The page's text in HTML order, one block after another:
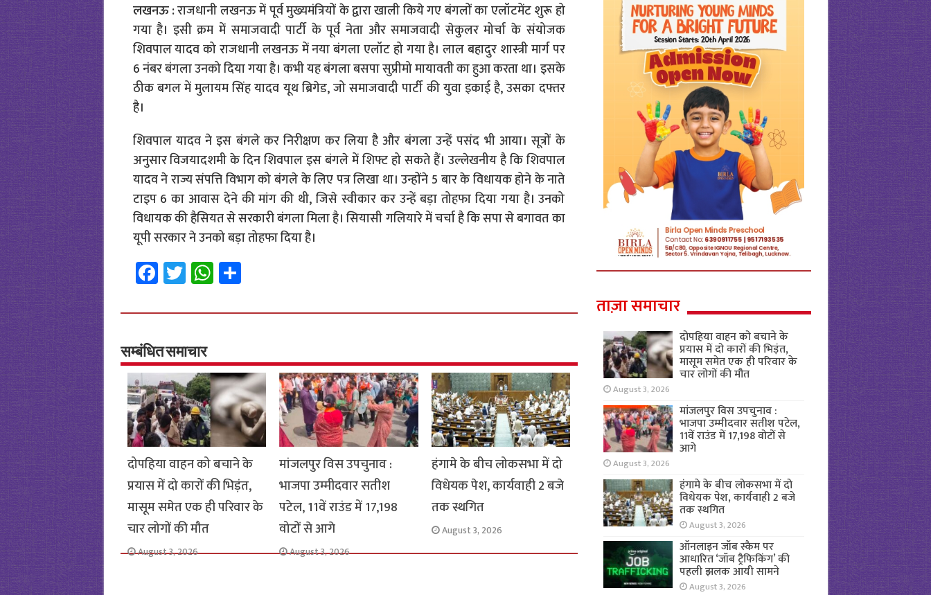
लखनऊ :राजधानी लखनऊ में पूर्व मुख्यमंत्रियों के द्वारा खाली किये गए बंगलों का एलॉटमेंट शुरू हो
गया है। इसी क्रम में समाजवादी पार्टी के पूर्व नेता और समाजवादी सेकुलर मोर्चा के संयोजक
शिवपाल यादव को राजधानी लखनऊ में नया बंगला एलॉट हो गया है। लाल बहादुर शास्त्री मार्ग पर
6 नंबर बंगला उनको दिया गया है। कभी यह बंगला बसपा सुप्रीमो मायावती का हुआ करता था। इसके
ठीक बगल में मुलायम सिंह यादव यूथ ब्रिगेड, जो समाजवादी पार्टी की युवा इकाई है, उसका दफ्तर
है।
शिवपाल यादव ने इस बंगले कर निरीक्षण कर लिया है और बंगला उन्हें पसंद भी आया। सूत्रों के
अनुसार विजयादशमी के दिन शिवपाल इस बंगले में शिफ्ट हो सकते हैं। उल्लेखनीय है कि शिवपाल
यादव ने राज्य संपत्ति विभाग को बंगले के लिए पत्र लिखा था। उन्होंने 5 बार के विधायक होने के नाते
टाइप 6 का आवास देने की मांग की थी, जिसे स्वीकार कर उन्हें बड़ा तोहफा दिया गया है। उनको
विधायक की हैसियत से सरकारी बंगला मिला है। सियासी गलियारे में चर्चा है कि सपा से बगावत का
यूपी सरकार ने उनको बड़ा तोहफा दिया है।
Fa
ce
b
o
o
k
T
wi
tt
er
W
h
at
p
p
S
h
ar
सम्बंधित समाचार
दोपहिया वाहन को बचाने के
प्रयास में दो कारों की भिड़ंत,
मासूम समेत एक ही परिवार के
चार लोगों की मौत
August 3, 2026
मांजलपुर विस उपचुनाव :
भाजपा उम्मीदवार सतीश
पटेल, 11वें राउंड में 17,198
वोटों से आगे
August 3, 2026
हंगामे के बीच लोकसभा में दो
विधेयक पेश, कार्यवाही 2 बजे
तक स्थगित
August 3, 2026
ताज़ा समाचार
दोपहिया वाहन को बचाने के
प्रयास में दो कारों की भिड़ंत,
मासूम समेत एक ही परिवार के
चार लोगों की मौत
August 3, 2026
मांजलपुर विस उपचुनाव :
भाजपा उम्मीदवार सतीश पटेल,
11वें राउंड में 17,198 वोटों से
आगे
August 3, 2026
हंगामे के बीच लोकसभा में दो
विधेयक पेश, कार्यवाही 2 बजे
तक स्थगित
August 3, 2026
ऑनलाइन जॉब स्कैम पर
आधारित ‘जॉब ट्रैफिकिंग’ की
पहली झलक आयी सामने
August 3, 2026